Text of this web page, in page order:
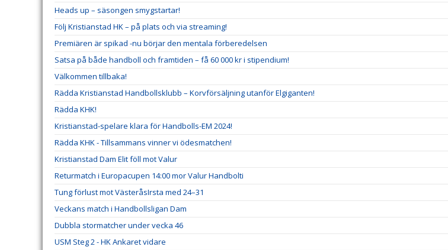
Heads up – säsongen smygstartar!
Följ Kristianstad HK – på plats och via streaming!
Premiären är spikad -nu börjar den mentala förberedelsen
Satsa på både handboll och framtiden – få 60 000 kr i stipendium!
Välkommen tillbaka!
Rädda Kristianstad Handbollsklubb – Korvförsäljning utanför Elgiganten!
Rädda KHK!
Kristianstad-spelare klara för Handbolls-EM 2024!
Rädda KHK - Tillsammans vinner vi ödesmatchen!
Kristianstad Dam Elit föll mot Valur
Returmatch i Europacupen 14:00 mor Valur Handbolti
Tung förlust mot VästeråsIrsta med 24–31
Veckans match i Handbollsligan Dam
Dubbla stormatcher under vecka 46
USM Steg 2 - HK Ankaret vidare